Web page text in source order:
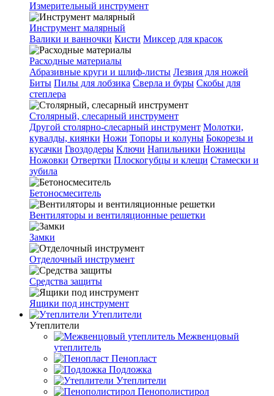
Измерительный инструмент
Инструмент малярный
Валики и ванночки Кисти Миксер для красок
Расходные материалы
Абразивные круги и шлиф-листы Лезвия для ножей
Биты Пилы для лобзика Сверла и буры Скобы для
степлера
Столярный, слесарный инструмент
Другой столярно-слесарный инструмент Молотки,
кувалды, киянки Ножи Топоры и колуны Бокорезы и
кусачки Гвоздодеры Ключи Напильники Ножницы
Ножовки Отвертки Плоскогубцы и клещи Стамески и
зубила
Бетоносмеситель
Вентиляторы и вентиляционные решетки
Замки
Отделочный инструмент
Средства защиты
Ящики под инструмент
Утеплители
Утеплители
Межвенцовый
утеплитель
Пенопласт
Подложка
Утеплители
Пенополистирол